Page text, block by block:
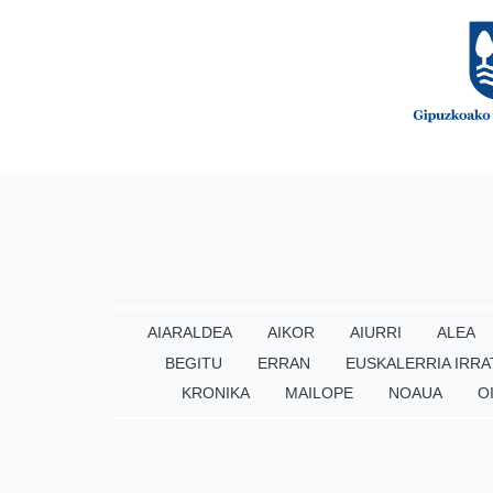
AIARALDEA AIKOR AIURRI ALEA
BEGITU
ERRAN EUSKALERRIA
KRONIKA
MAILOPE NOAUA